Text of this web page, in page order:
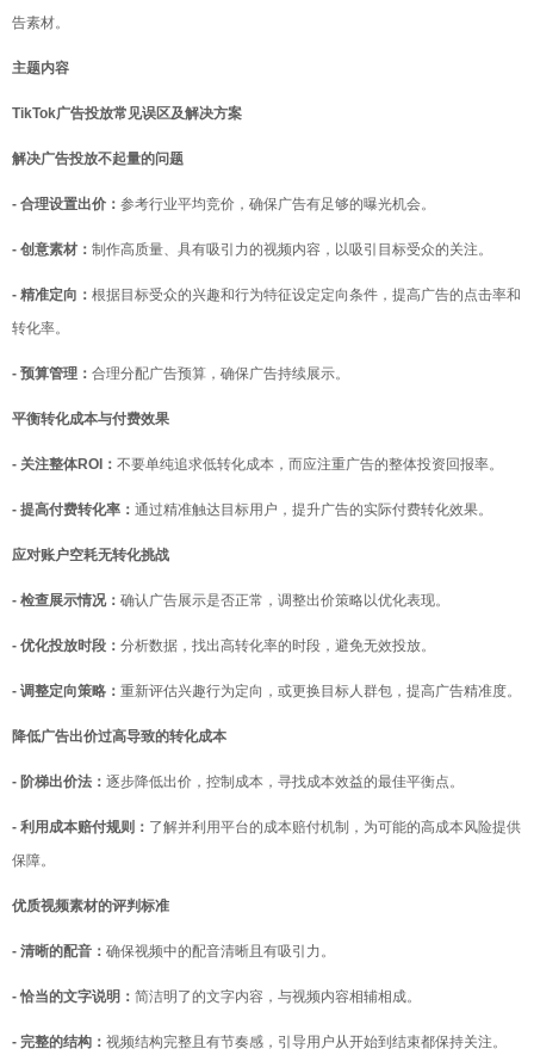
告素材。
主题内容
TikTok广告投放常见误区及解决方案
解决广告投放不起量的问题
- 合理设置出价： 参考行业平均竞价，确保广告有足够的曝光机会。
- 创意素材： 制作高质量、具有吸引力的视频内容，以吸引目标受众的关注。
- 精准定向： 根据目标受众的兴趣和行为特征设定定向条件，提高广告的点击率和
转化率。
- 预算管理： 合理分配广告预算，确保广告持续展示。
平衡转化成本与付费效果
- 关注整体ROI： 不要单纯追求低转化成本，而应注重广告的整体投资回报率。
- 提高付费转化率： 通过精准触达目标用户，提升广告的实际付费转化效果。
应对账户空耗无转化挑战
- 检查展示情况： 确认广告展示是否正常，调整出价策略以优化表现。
- 优化投放时段： 分析数据，找出高转化率的时段，避免无效投放。
- 调整定向策略： 重新评估兴趣行为定向，或更换目标人群包，提高广告精准度。
降低广告出价过高导致的转化成本
- 阶梯出价法： 逐步降低出价，控制成本，寻找成本效益的最佳平衡点。
- 利用成本赔付规则： 了解并利用平台的成本赔付机制，为可能的高成本风险提供
保障。
优质视频素材的评判标准
- 清晰的配音： 确保视频中的配音清晰且有吸引力。
- 恰当的文字说明： 简洁明了的文字内容，与视频内容相辅相成。
- 完整的结构： 视频结构完整且有节奏感，引导用户从开始到结束都保持关注。